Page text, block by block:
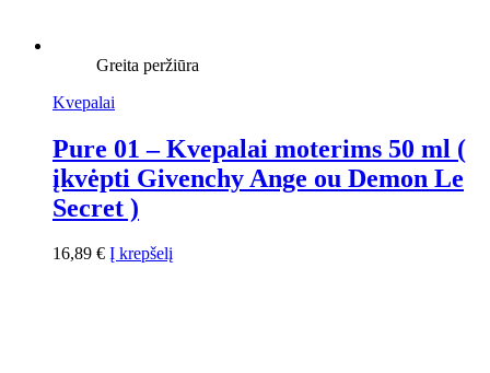
Greita peržiūra
Kvepalai
Pure 01 – Kvepalai moterims 50 ml (
įkvėpti Givenchy Ange ou Demon Le
Secret )
16,89 € Į krepšelį